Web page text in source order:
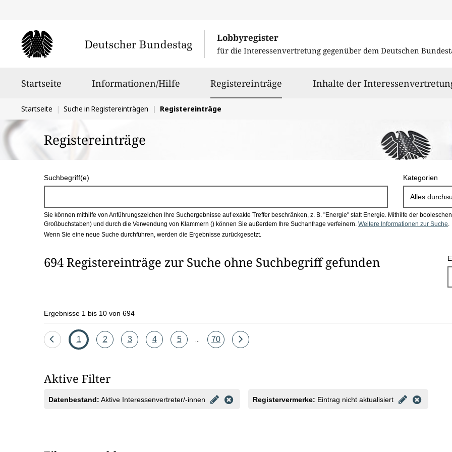
Lobbyregister
für die Interessenvertretung gegenüber dem Deutschen
Startseite Informationen/Hilfe Registereinträge ausgewähltInhalte der
Sie
befinden
sich
hier:
Startseite Suche in Registereinträgen Registereinträge
Registereinträge
u
c
h
b
o
Suchbegriff(e) Kategorien
Alles
Sie können mithilfe von Anführungszeichen Ihre Suchergebnisse auf exakte Treffer beschränken, z. B. "Energie" statt Energie. Mithilfe der
Großbuchstaben) und durch die Verwendung von Klammern () können Sie außerdem Ihre Suchanfrage verfeinern. Weitere Informationen zur Suche.
Wenn Sie eine neue Suche durchführen, werden die Ergebnisse zurückgesetzt.
694 Registereinträge zur Suche ohne Suchbegriff gefunden
Ergebnisse 1 bis 10 von 694
Eine
Seite
1 Seite
2 Seite
3 Seite
4 Seite
5 Seite
70
Eine
Aktive Filter
Datenbestand: Aktive Interessenvertreter/-innen Registervermerke: Eintrag nicht aktualisiert